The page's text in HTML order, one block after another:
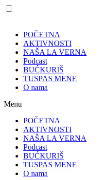
POČETNA
AKTIVNOSTI
NAŠA LA VERNA
Podcast
BUĆKURIŠ
TUSPAS MENE
O nama
Menu
POČETNA
AKTIVNOSTI
NAŠA LA VERNA
Podcast
BUĆKURIŠ
TUSPAS MENE
O nama